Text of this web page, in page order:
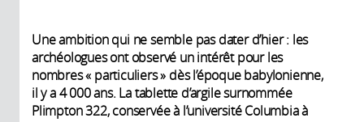
Une ambition qui ne semble pas dater d’hier : les
archéologues ont observé un intérêt pour les
nombres « particuliers » dès l’époque babylonienne,
il y a 4 000 ans. La tablette d’argile surnommée
Plimpton 322, conservée à l’université Columbia à